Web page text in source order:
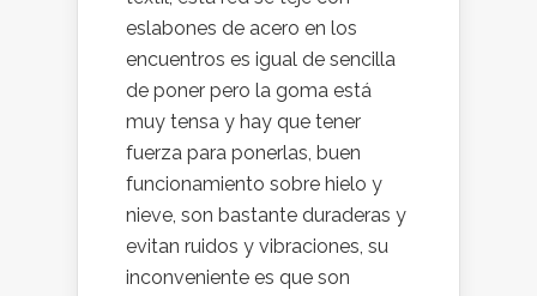
eslabones de acero en los
encuentros es igual de sencilla
de poner pero la goma está
muy tensa y hay que tener
fuerza para ponerlas, buen
funcionamiento sobre hielo y
nieve, son bastante duraderas y
evitan ruidos y vibraciones, su
inconveniente es que son